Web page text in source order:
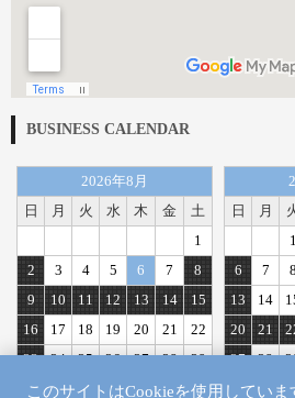
BUSINESS CALENDAR
2026年8月
日
月 火 水 木 金
土
1
2
3 4 5 6 7
8
9
10 11 12 13 14
15
16
17 18 19 20 21
22
23
24 25 26 27 28
29
30
31
日
月
1
6
7 8
13
14
20
21
27
28
このサイトはCookieを使用していま